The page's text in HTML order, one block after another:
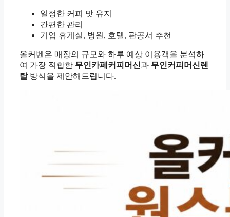
일정한 커피 맛 유지
간편한 관리
기업 휴게실, 병원, 호텔, 관공서 추천
올커벤은 매장의 규모와 하루 예상 이용객을 분석하
여 가장 적합한 무인카페커피머신과 무인커피머신렌
탈방식을 제안해드립니다.